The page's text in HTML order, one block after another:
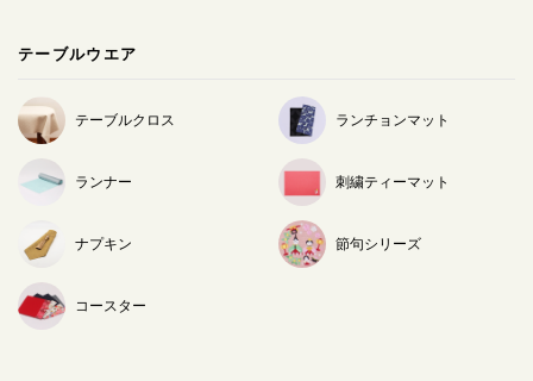
テーブルウエア
テーブルクロス ランチョンマット
ランナー 刺繍ティーマット
ナプキン 節句シリーズ
コースター